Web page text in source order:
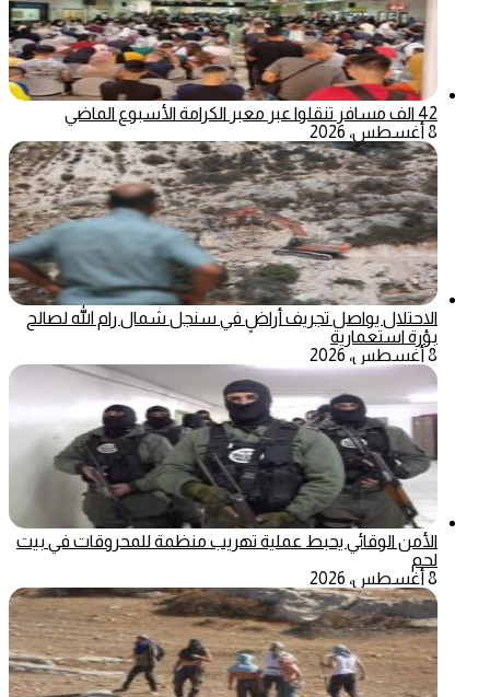
42 الف مسافر تنقلوا عبر معبر الكرامة الأسبوع الماضي
8 أغسطس، 2026
الاحتلال يواصل تجريف أراضٍ في سنجل شمال رام الله لصالح
بؤرة استعمارية
8 أغسطس، 2026
الأمن الوقائي يحبط عملية تهريب منظمة للمحروقات في بيت
لحم
8 أغسطس، 2026